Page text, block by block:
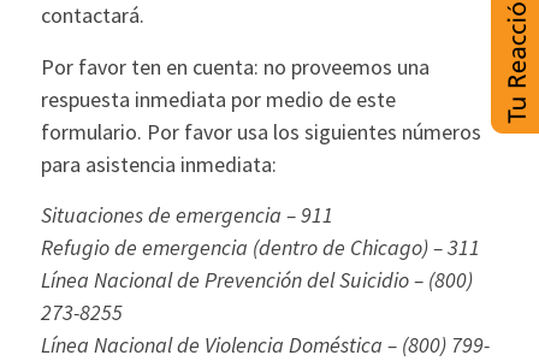
contactará.
Por favor ten en cuenta: no proveemos una
respuesta inmediata por medio de este
formulario. Por favor usa los siguientes números
para asistencia inmediata:
Situaciones de emergencia – 911
Refugio de emergencia (dentro de Chicago) – 311
Línea Nacional de Prevención del Suicidio – (800)
273-8255
Línea Nacional de Violencia Doméstica – (800) 799-